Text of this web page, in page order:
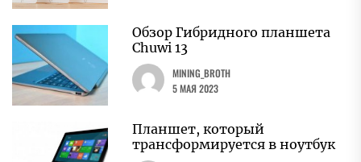
Обзор Гибридного планшета
Chuwi 13
MINING_BROTH
5 МАЯ 2023
Планшет, который
трансформируется в ноутбук